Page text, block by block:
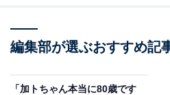
編集部が選ぶおすすめ記
「加トちゃん本当に80歳です